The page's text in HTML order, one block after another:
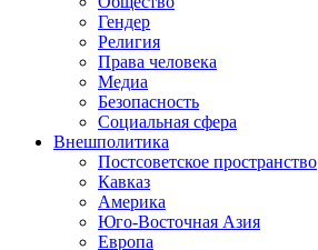
Гендер
Религия
Права человека
Медиа
Безопасность
Социальная сфера
Внешполитика
Постсоветское пространство
Кавказ
Америка
Юго-Восточная Азия
Европа